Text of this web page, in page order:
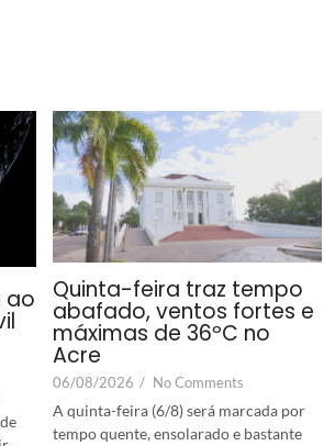
ao Quinta-feira traz tempo
abafado, ventos fortes e
máximas de 36ºC no
Acre
06/08/2026 / No Comments
A quinta-feira (6/8) será marcada por
tempo quente, ensolarado e bastante